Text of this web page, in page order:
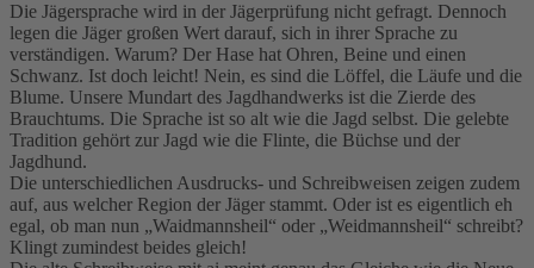
Die Jägersprache wird in der Jägerprüfung nicht gefragt. Dennoch
legen die Jäger großen Wert darauf, sich in ihrer Sprache zu
verständigen. Warum? Der Hase hat Ohren, Beine und einen
Schwanz. Ist doch leicht! Nein, es sind die Löffel, die Läufe und die
Blume. Unsere Mundart des Jagdhandwerks ist die Zierde des
Brauchtums. Die Sprache ist so alt wie die Jagd selbst. Die gelebte
Tradition gehört zur Jagd wie die Flinte, die Büchse und der
Jagdhund.
Die unterschiedlichen Ausdrucks- und Schreibweisen zeigen zudem
auf, aus welcher Region der Jäger stammt. Oder ist es eigentlich eh
egal, ob man nun „Waidmannsheil“ oder „Weidmannsheil“ schreibt?
Klingt zumindest beides gleich!